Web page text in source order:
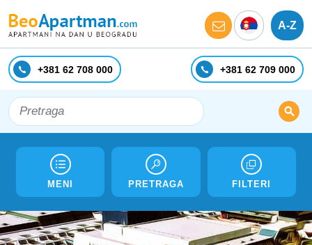
A-Z
+381 62 708 000 +381 62 709 000
MENI PRETRAGA FILTERI